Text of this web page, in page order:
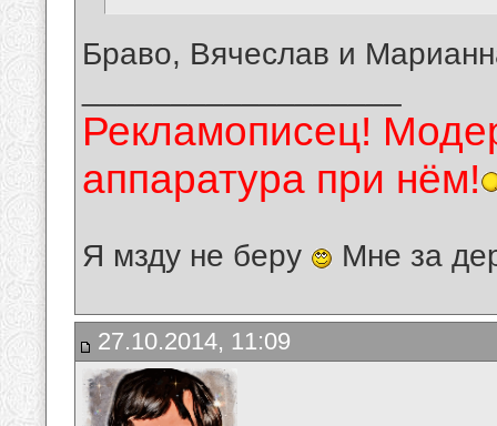
Браво, Вячеслав и
Рекламописец!
аппаратура при нём!
Я мзду не беру Мне за
27.10.2014, 11:09